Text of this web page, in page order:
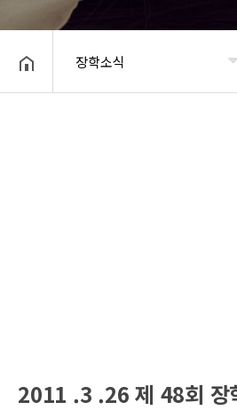
장학소식
2011 .3 .26 제 48회 장